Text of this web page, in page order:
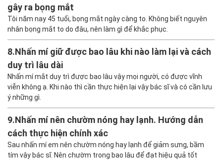
gây ra bọng mắt
Tôi năm nay 45 tuổi, bọng mắt ngày càng to. Không biết nguyên
nhân bọng mắt to do đâu, nên làm gì để khắc phục.
8.Nhấn mí giữ được bao lâu khi nào làm lại và cách
duy trì lâu dài
Nhấn mí mắt duy trì được bao lâu vậy mọi người, có được vĩnh
viễn không ạ. Khi nào thì cần thực hiện lại vậy bác sĩ và có cần lưu
ý những gì.
9.Nhấn mí nên chườm nóng hay lạnh. Hướng dẫn
cách thực hiện chính xác
Sau nhấn mí em nên chườm nóng hay lạnh để giảm sưng, bầm
tím vậy bác sĩ. Nên chườm trong bao lâu để đạt hiệu quả tốt